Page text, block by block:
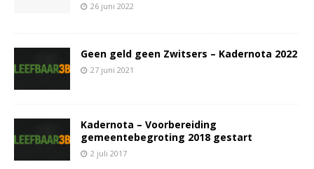
26 juni 2022
Geen geld geen Zwitsers – Kadernota 2022
27 juni 2021
Kadernota – Voorbereiding
gemeentebegroting 2018 gestart
2 juli 2017